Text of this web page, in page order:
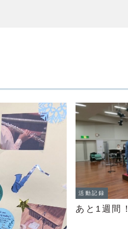
活動記録
あと1週間！